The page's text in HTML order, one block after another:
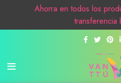
Ahorra en todos los
transferencia